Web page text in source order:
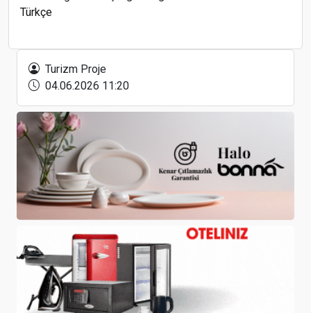
Türkçe
Turizm Proje
04.06.2026 11:20
İstanbul'un yolcu sayısında büyük artış
Ünsal: Yunan Adaları’na turizm, bölgemiz için
faydalı
Fazla’nın Akıllı Tartı Sistemi, Mutfak Sanatları
Akademisi mutfaklarında yerini aldı